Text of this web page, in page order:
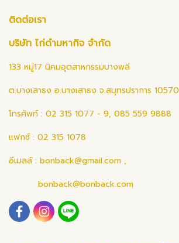
ติดต่อเรา
บริษัท ไก่ดำมหากิจ จำกัด
133 หมู่17 นิคมอุตสาหกรรมบางพลี
ต.บางเสาธง อ.บางเสาธง จ.สมุทรปราการ 10570
โทรศัพท์ : 02 315 1077 - 9, 085 559 9888
แฟกซ์ : 02 315 1078
อีเมลล์ : bonback@gmail.com ,
bonback@bonback.com